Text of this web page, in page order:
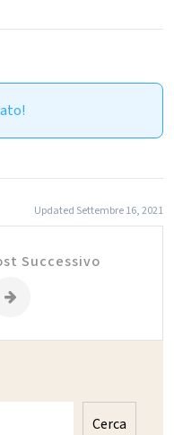
Updated Settembre 16, 2021
Successivo
Cerca